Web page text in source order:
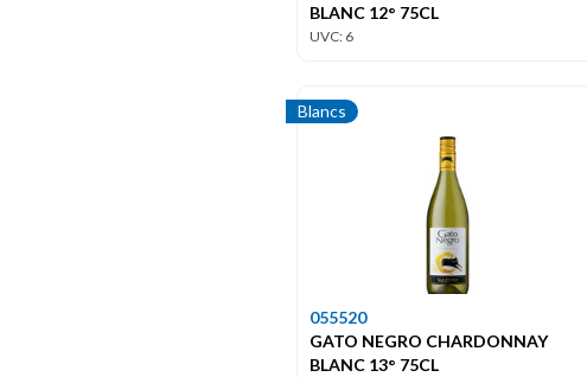
BLANC 12° 75CL
UVC: 6
Blancs
055520
GATO NEGRO CHARDONNAY
BLANC 13° 75CL